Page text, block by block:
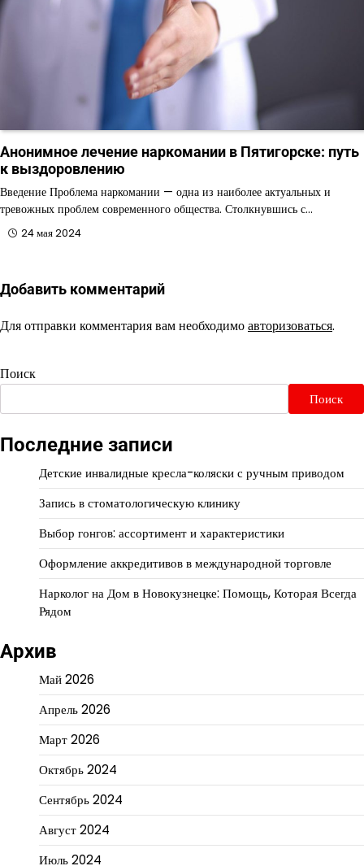
Анонимное лечение наркомании в Пятигорске: путь
к выздоровлению
Введение Проблема наркомании — одна из наиболее актуальных и
тревожных проблем современного общества. Столкнувшись с…
24 мая 2024
Добавить комментарий
Для отправки комментария вам необходимоавторизоваться.
Поиск
Поиск
Последние записи
Детские инвалидные кресла-коляски с ручным приводом
Запись в стоматологическую клинику
Выбор гонгов: ассортимент и характеристики
Оформление аккредитивов в международной торговле
Нарколог на Дом в Новокузнецке: Помощь, Которая Всегда
Рядом
Архив
Май 2026
Апрель 2026
Март 2026
Октябрь 2024
Сентябрь 2024
Август 2024
Июль 2024